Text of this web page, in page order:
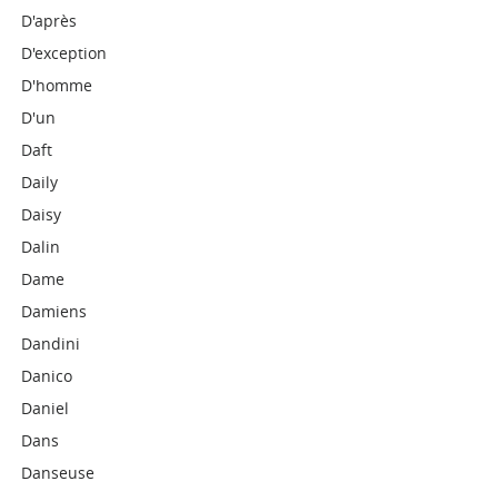
D'après
D'exception
D'homme
D'un
Daft
Daily
Daisy
Dalin
Dame
Damiens
Dandini
Danico
Daniel
Dans
Danseuse